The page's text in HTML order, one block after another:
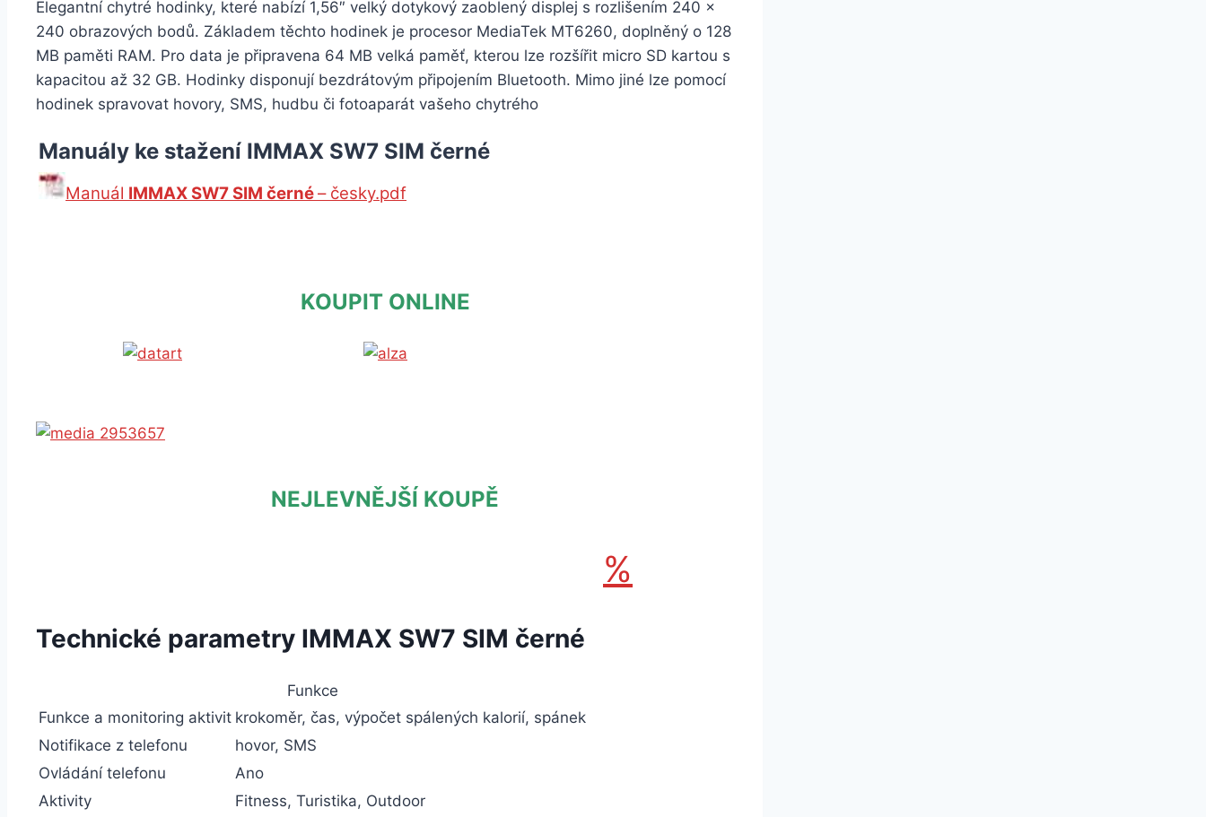
Elegantní chytré hodinky, které nabízí 1,56″ velký dotykový zaoblený displej s rozlišením 240 x
240 obrazových bodů. Základem těchto hodinek je procesor MediaTek MT6260, doplněný o 128
MB paměti RAM. Pro data je připravena 64 MB velká paměť, kterou lze rozšířit micro SD kartou s
kapacitou až 32 GB. Hodinky disponují bezdrátovým připojením Bluetooth. Mimo jiné lze pomocí
hodinek spravovat hovory, SMS, hudbu či fotoaparát vašeho chytrého
Manuály ke stažení IMMAX SW7 SIM černé
Manuál IMMAX SW7 SIM černé– česky.pdf
KOUPIT ONLINE
NEJLEVNĚJŠÍ KOUPĚ
%
Technické parametry IMMAX SW7 SIM černé
Funkce
Funkce a monitoring aktivit krokoměr, čas, výpočet spálených kalorií, spánek
Notifikace z telefonu
hovor, SMS
Ovládání telefonu
Ano
Aktivity
Fitness, Turistika, Outdoor